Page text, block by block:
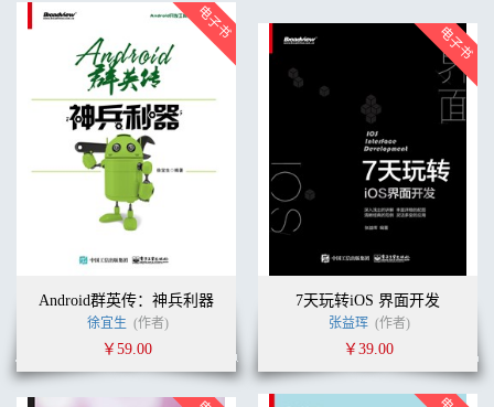
Android群英传：神兵利器
徐宜生 (作者)
￥59.00
7天玩转iOS 界面开发
张益珲 (作者)
￥39.00